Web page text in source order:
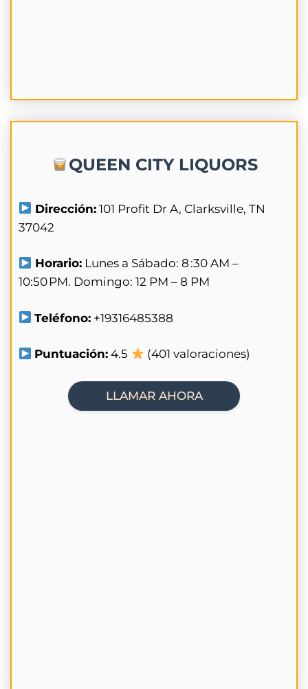
QUEEN CITY LIQUORS
Dirección: 101 Profit Dr A, Clarksville, TN
37042
Horario: Lunes a Sábado: 8 :30 AM –
10:50 PM. Domingo: 12 PM – 8 PM
Teléfono: +19316485388
Puntuación: 4.5 (401 valoraciones)
LLAMAR AHORA